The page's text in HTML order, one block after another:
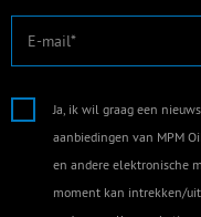
E-mail
Ja, ik wil graag een
aanbiedingen van MPM
en andere elektronische
moment kan intrekken/